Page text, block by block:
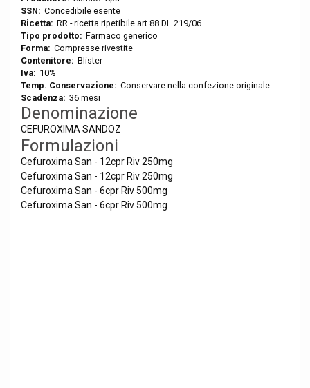
SSN: Concedibile esente
Ricetta: RR - ricetta ripetibile art.88 DL 219/06
Tipo prodotto: Farmaco generico
Forma: Compresse rivestite
Contenitore: Blister
Iva: 10%
Temp. Conservazione: Conservare nella confezione originale
Scadenza: 36 mesi
Denominazione
CEFUROXIMA SANDOZ
Formulazioni
Cefuroxima San - 12cpr Riv 250mg
Cefuroxima San - 12cpr Riv 250mg
Cefuroxima San - 6cpr Riv 500mg
Cefuroxima San - 6cpr Riv 500mg